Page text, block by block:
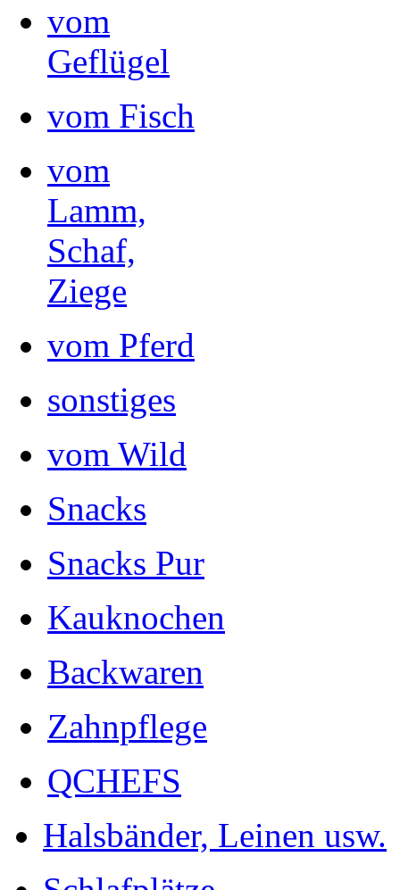
vom
Geflügel
vom Fisch
vom
Lamm,
Schaf,
Ziege
vom Pferd
sonstiges
vom Wild
Snacks
Snacks Pur
Kauknochen
Backwaren
Zahnpflege
QCHEFS
Halsbänder, Leinen usw.